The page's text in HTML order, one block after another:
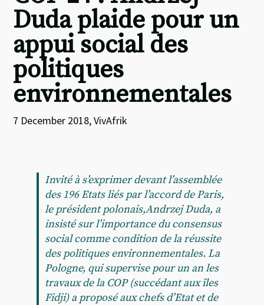
Duda plaide pour un
appui social des
politiques
environnementales
7 December 2018, VivAfrik
Invité à s’exprimer devant l’assemblée
des 196 Etats liés par l’accord de Paris,
le président polonais,Andrzej Duda, a
insisté sur l’importance du consensus
social comme condition de la réussite
des politiques environnementales. La
Pologne, qui supervise pour un an les
travaux de la COP (succédant aux îles
Fidji) a proposé aux chefs d’Etat et de